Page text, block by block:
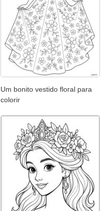
Um bonito vestido floral para
colorir